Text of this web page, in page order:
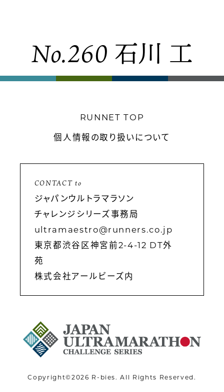
TOP
概要
パートナー
お問い合わせ
No.260 石川 工
RUNNET TOP
個人情報の取り扱いについて
CONTACT to
ジャパンウルトラマラソン
チャレンジシリーズ事務局
ultramaestro@runners.co.jp
東京都渋谷区神宮前2-4-12 DT外
苑
株式会社アールビーズ内
Copyright©2026 R-bies. All Rights Reserved.